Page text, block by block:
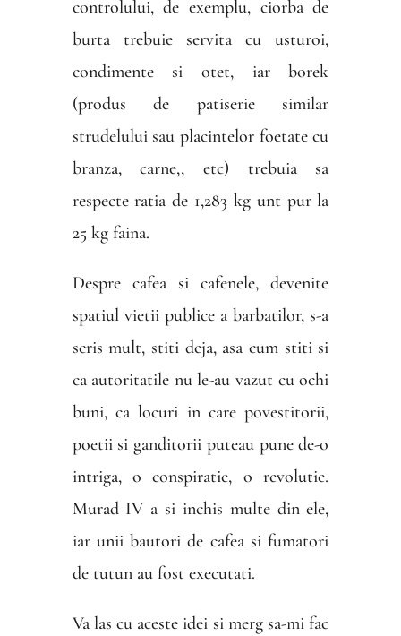
controlului, de exemplu, ciorba de
burta trebuie servita cu usturoi,
condimente si otet, iar borek
(produs de patiserie similar
strudelului sau placintelor foetate cu
branza, carne,, etc) trebuia sa
respecte ratia de 1,283 kg unt pur la
25 kg faina.
Despre cafea si cafenele, devenite
spatiul vietii publice a barbatilor, s-a
scris mult, stiti deja, asa cum stiti si
ca autoritatile nu le-au vazut cu ochi
buni, ca locuri in care povestitorii,
poetii si ganditorii puteau pune de-o
intriga, o conspiratie, o revolutie.
Murad IV a si inchis multe din ele,
iar unii bautori de cafea si fumatori
de tutun au fost executati.
Va las cu aceste idei si merg sa-mi fac